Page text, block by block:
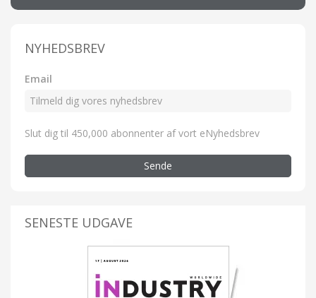
NYHEDSBREV
Email
Slut dig til 450,000 abonnenter af vort eNyhedsbrev
Sende
SENESTE UDGAVE